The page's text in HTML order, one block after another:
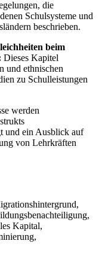
die
Schulsysteme und
beschrieben.
beim
Dieses Kapitel
und ethnischen
zu Schulleistungen
werden
und ein Ausblick auf
von Lehrkräften
Kapital,